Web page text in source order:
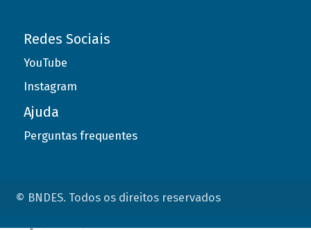
Redes Sociais
YouTube
Instagram
Ajuda
Perguntas frequentes
© BNDES. Todos os direitos reservados